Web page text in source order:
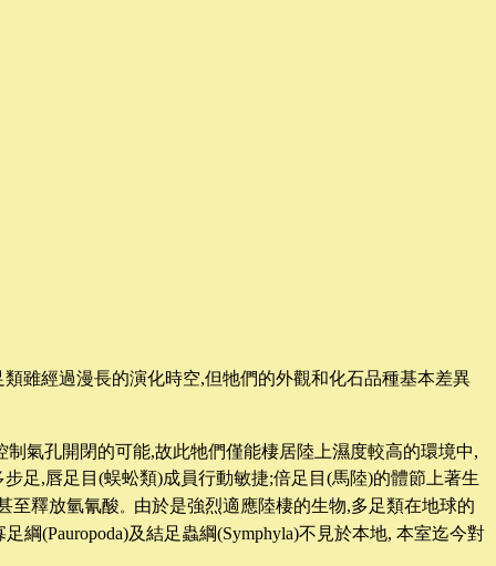
雖經過漫長的演化時空,但牠們的外觀和化石品種基本差異
氣孔開閉的可能,故此牠們僅能棲居陸上濕度較高的環境中,
足,唇足目(蜈蚣類)成員行動敏捷;倍足目(馬陸)的體節上著生
至釋放氫氰酸。 由於是強烈適應陸棲的生物,多足類在地球的
足綱(Pauropoda)及結足蟲綱(Symphyla)不見於本地, 本室迄今對